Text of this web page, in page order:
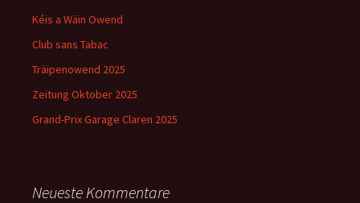
Kéis a Wäin Owend
Club sans Tabac
Träipenowend 2025
Zeitung Oktober 2025
Grand-Prix Garage Claren 2025
Neueste Kommentare